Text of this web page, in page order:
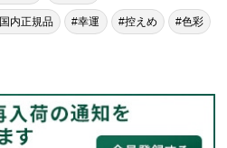
内正規品 #幸運 #控えめ #色彩